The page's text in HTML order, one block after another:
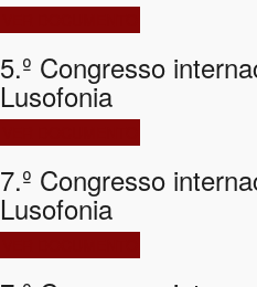
5.º Congresso
Lusofonia
7.º Congresso
Lusofonia